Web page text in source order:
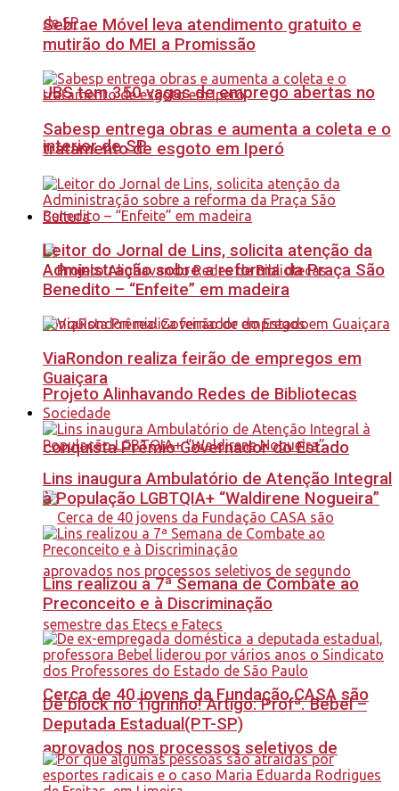
JBS tem 350 vagas de emprego abertas no
interior de SP
Cultura
Projeto Alinhavando Redes de Bibliotecas
conquista Prêmio Governador do Estado
Cerca de 40 jovens da Fundação CASA são
aprovados nos processos seletivos de
Sebrae Móvel leva atendimento gratuito e
mutirão do MEI a Promissão
Sabesp entrega obras e aumenta a coleta e o
tratamento de esgoto em Iperó
Leitor do Jornal de Lins, solicita atenção da
Administração sobre a reforma da Praça São
Benedito – “Enfeite” em madeira
ViaRondon realiza feirão de empregos em
Guaiçara
Sociedade
Lins inaugura Ambulatório de Atenção Integral
à População LGBTQIA+ “Waldirene Nogueira”
Lins realizou a 7ª Semana de Combate ao
Preconceito e à Discriminação
Dê block no Tigrinho! Artigo: Profª. Bebel –
Deputada Estadual(PT-SP)